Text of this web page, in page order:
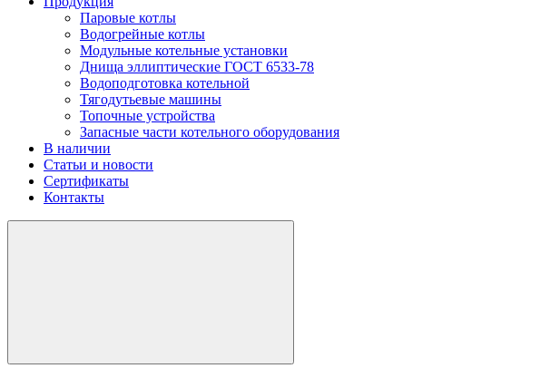
Паровые котлы
Водогрейные котлы
Модульные котельные установки
Днища эллиптические ГОСТ 6533-78
Водоподготовка котельной
Тягодутьевые машины
Топочные устройства
Запасные части котельного оборудования
В наличии
Статьи и новости
Сертификаты
Контакты